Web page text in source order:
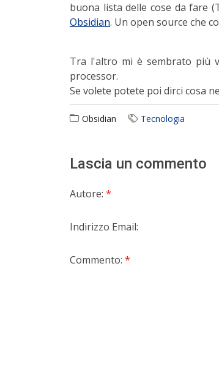
buona lista delle cose da fare
Obsidian. Un open source che
Tra l'altro mi è sembrato più
processor.
Se volete potete poi dirci cosa
Obsidian Tecnologia
Lascia un commento
Autore: *
Indirizzo Email:
Commento: *